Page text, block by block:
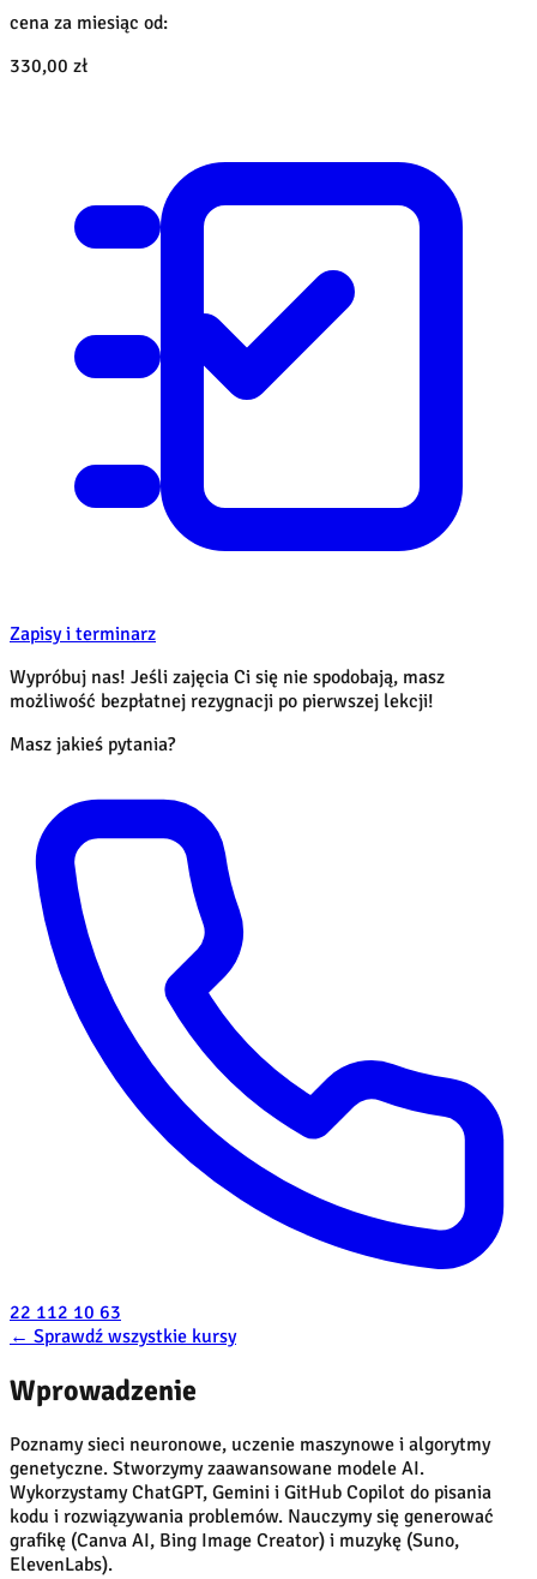
cena za miesiąc od:
330,00 zł
Zapisy i terminarz
Wypróbuj nas! Jeśli zajęcia Ci się nie spodobają, masz
możliwość bezpłatnej rezygnacji po pierwszej lekcji!
Masz jakieś pytania?
22 112 10 63
← Sprawdź wszystkie kursy
Wprowadzenie
Poznamy sieci neuronowe, uczenie maszynowe i algorytmy
genetyczne. Stworzymy zaawansowane modele AI.
Wykorzystamy ChatGPT, Gemini i GitHub Copilot do pisania
kodu i rozwiązywania problemów. Nauczymy się generować
grafikę (Canva AI, Bing Image Creator) i muzykę (Suno,
ElevenLabs).